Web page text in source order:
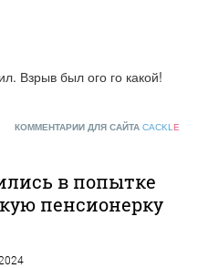
Взрыв был ого го какой!
КОММЕНТАРИИ ДЛЯ САЙТА CACKL E
в попытке
пенсионерку